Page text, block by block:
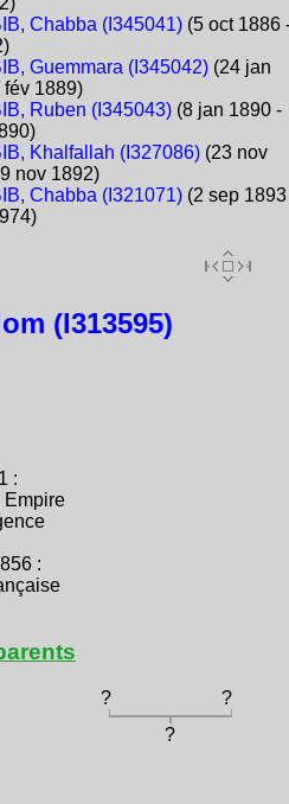
Chabba (I345041)(5 oct 1886
Guemmara (I345042)(24 jan
fév 1889)
Ruben (I345043)(8 jan 1890 -
Khalfallah (I327086)(23 nov
nov 1892)
Chabba (I321071)(2 sep 1893
(I313595)
:
Empire
:
?
?
?